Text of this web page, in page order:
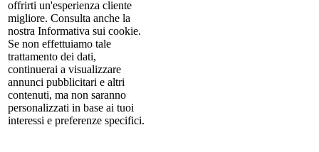
offrirti un'esperienza cliente
migliore. Consulta anche la
nostra Informativa sui cookie.
Se non effettuiamo tale
trattamento dei dati,
continuerai a visualizzare
annunci pubblicitari e altri
contenuti, ma non saranno
personalizzati in base ai tuoi
interessi e preferenze specifici.